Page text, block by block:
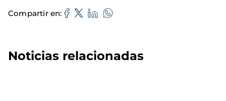
Compartir en
Noticias relacionadas